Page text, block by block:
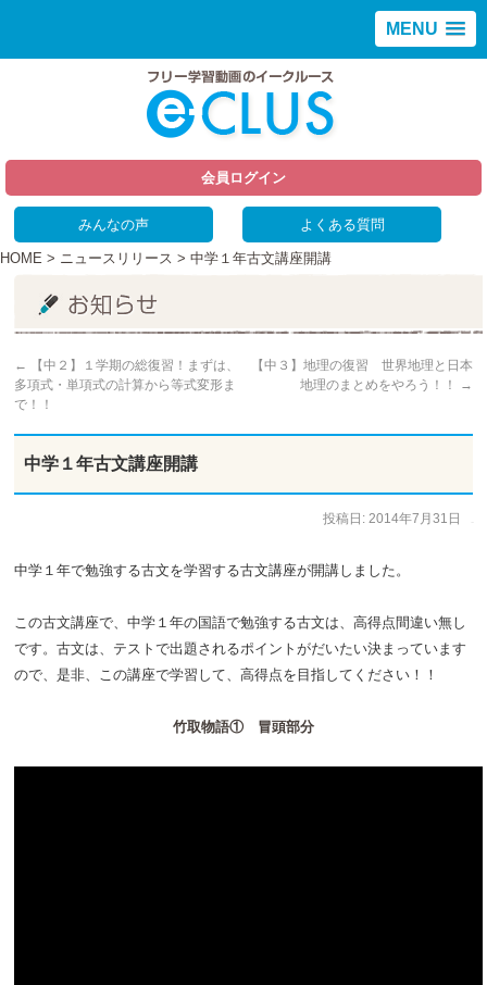
MENU
会員ログイン
みんなの声 よくある質問
HOME > ニュースリリース > 中学１年古文講座開講
←
【中２】１学期の総復習！まずは、
多項式・単項式の計算から等式変形ま
で！！
【中３】地理の復習 世界地理と日本
地理のまとめをやろう！！
→
中学１年古文講座開講
投稿日: 2014年7月31日
中学１年で勉強する古文を学習する古文講座が開講しました。
この古文講座で、中学１年の国語で勉強する古文は、高得点間違い無し
です。古文は、テストで出題されるポイントがだいたい決まっています
ので、是非、この講座で学習して、高得点を目指してください！！
竹取物語① 冒頭部分